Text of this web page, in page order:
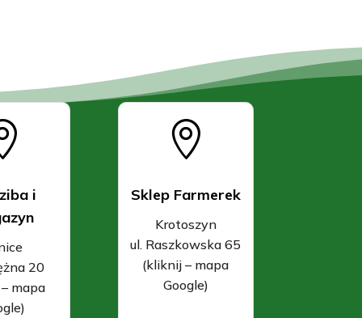
i
20
mapa

Sklep Farmerek
Krotoszyn
ul. Raszkowska 65
(kliknij – mapa
Google)